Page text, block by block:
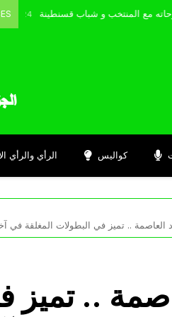
عن طموحاته مع المنتخب و شباب
الرأي والرأي كواليس
العاصمة .. تميز في البطولات المغلقة في
..